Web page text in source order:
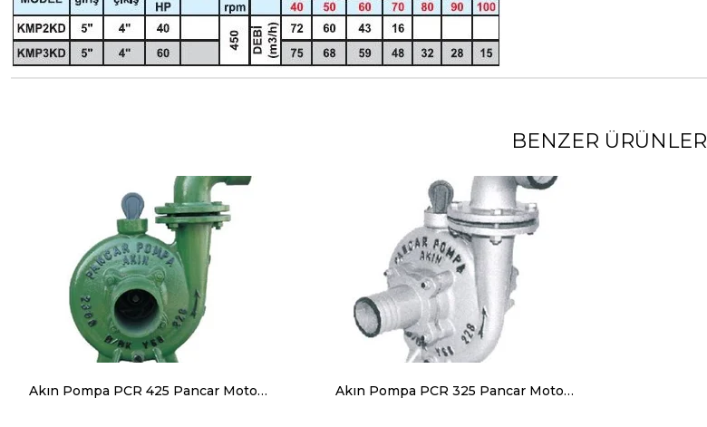
BENZER ÜRÜNLER
Akın Pompa PCR 425 Pancar Motoru Pompaları Giriş 4'' Çıkış 2.5'' Akın Pompa PCR 325 Pancar Motoru Pompaları Giriş 3'' Çıkış 2.5''